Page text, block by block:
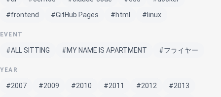
#frontend
#GitHub Pages #html #linux
EVENT
#ALL SITTING #MY NAME IS APARTMENT #フライヤー
YEAR
#2007 #2009 #2010 #2011 #2012
#2013